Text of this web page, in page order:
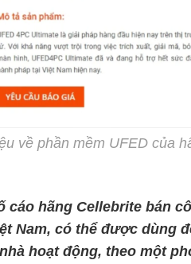
về phần mềm UFED của
cáo hãng Cellebrite bán
Nam, có thể được dùng
hoạt động, theo một